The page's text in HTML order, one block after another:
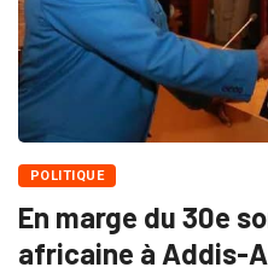
POLITIQUE
En marge du 30e
africaine à Addis-